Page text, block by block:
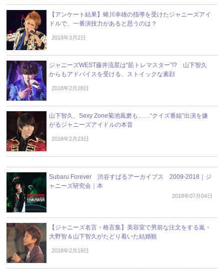
【アンケート結果】蜷川幸雄の指導を受けたジャニーズアイ
ドルで、一番演技力があると思うのは？
2018年3月2日
ジャニーズWEST藤井流星は“筋トレマスター”!? 山下智久
からもアドバイスを受ける、ストイックな素顔
2018年2月28日
山下智久、Sexy Zone菊池風磨も……“クイズ番組”出演を嫌
がるジャニーズアイドルの本音
2018年2月23日
Subaru Forever 渋谷すばるアーカイブス 2009-2018｜ジ
ャニーズ研究会｜本
2018年07月04日
【ジャニーズ名言・格言集】美容室で男前な注文をする嵐・
大野智＆山下智久がたどり着いた結婚観
2018年2月18日